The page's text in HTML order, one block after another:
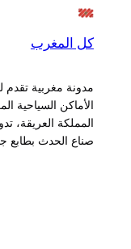
كل المغرب
مدونة مغربية
الأماكن السياحية
المملكة العريقة،
صناع الحدث بطابع